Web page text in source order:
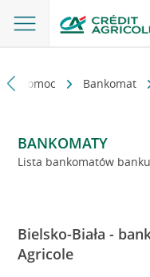
i pomoc Bankomat
BANKOMATY
Lista bankomatów
Bielsko-Biała -
Agricole